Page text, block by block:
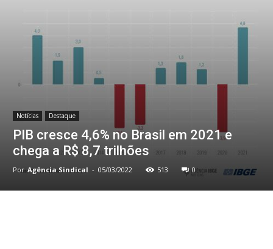
Notícias Destaque
PIB cresce 4,6% no Brasil em 2021 e
chega a R$ 8,7 trilhões
Por Agência Sindical - 05/03/2022 513 0